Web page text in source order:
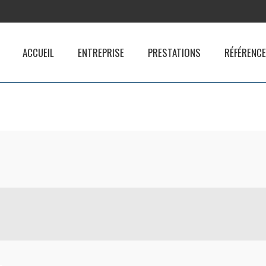
ACCUEIL ENTREPRISE PRESTATIONS